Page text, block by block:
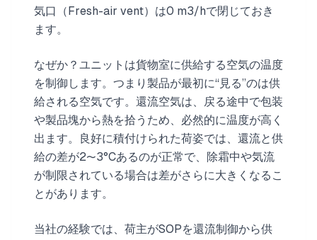
気口（Fresh-air vent）は0 m3/hで閉じておき
ます。
なぜか？ユニットは貨物室に供給する空気の温度
を制御します。つまり製品が最初に“見る”のは供
給される空気です。還流空気は、戻る途中で包装
や製品塊から熱を拾うため、必然的に温度が高く
出ます。良好に積付けられた荷姿では、還流と供
給の差が2〜3°Cあるのが正常で、除霜中や気流
が制限されている場合は差がさらに大きくなるこ
とがあります。
当社の経験では、荷主がSOPを還流制御から供